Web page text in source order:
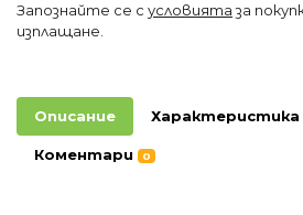
Запознайте се с условията за
изплащане.
Описание Характеристика
Коментари 0